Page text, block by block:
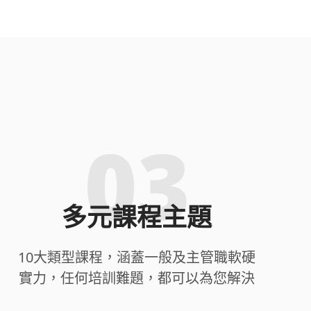
多元課程主題
10大類型課程，涵蓋一般及主管職軟硬
實力，任何培訓難題，都可以為您解決